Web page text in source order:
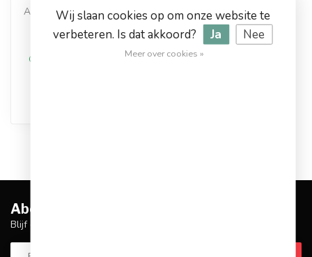
Artikelnummer: U19064S0
Kleur: Grijs
Materiaal: Synthetisch
Op werkdagen voor 17.00
Abonneer je op onze nieuwsbrief
Blijf op de hoogte over onze laatste acties
Wij slaan cookies op om onze website te
verbeteren. Is dat akkoord?
Ja Nee
Meer over cookies »